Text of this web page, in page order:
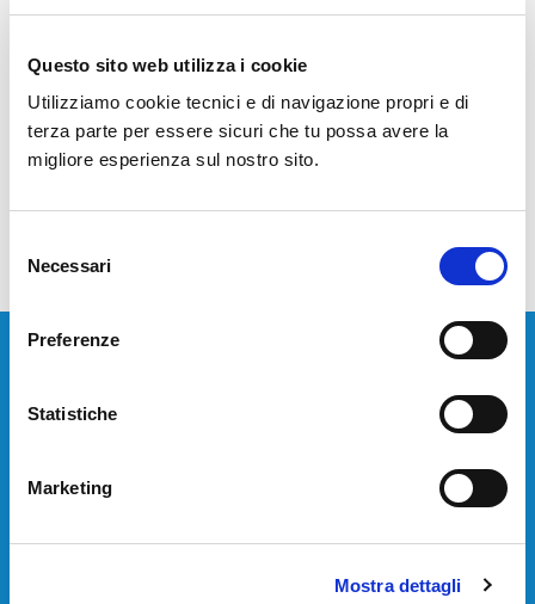
Questo sito web utilizza i cookie
Utilizziamo cookie tecnici e di navigazione propri e di
terza parte per essere sicuri che tu possa avere la
migliore esperienza sul nostro sito.
delNecessari
Preferenze
Statistiche
Marketing
Mostra dettagli
Condividi :
<<